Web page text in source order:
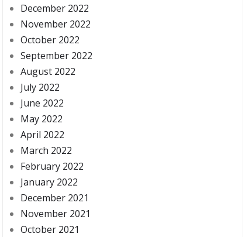
December 2022
November 2022
October 2022
September 2022
August 2022
July 2022
June 2022
May 2022
April 2022
March 2022
February 2022
January 2022
December 2021
November 2021
October 2021